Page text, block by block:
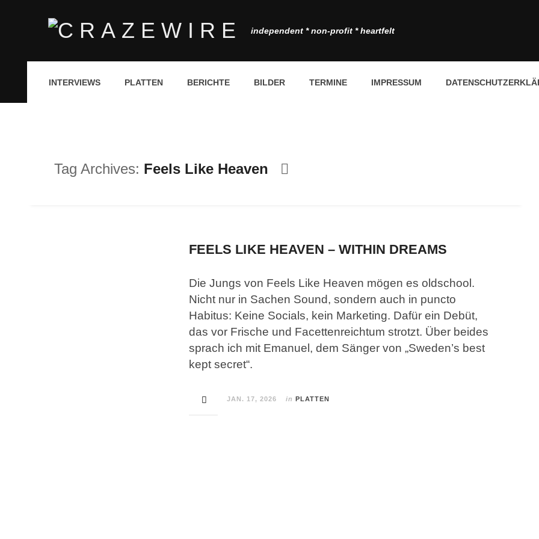
independent * non-profit * heartfelt
INTERVIEWS PLATTEN BERICHTE BILDER TERMINE IMPRESSUM
Tag Archives: Feels Like Heaven
FEELS LIKE HEAVEN – WITHIN DREAMS
Die Jungs von Feels Like Heaven mögen es oldschool.
Nicht nur in Sachen Sound, sondern auch in puncto
Habitus: Keine Socials, kein Marketing. Dafür ein Debüt,
das vor Frische und Facettenreichtum strotzt. Über beides
sprach ich mit Emanuel, dem Sänger von „Sweden’s best
kept secret“.
JAN. 17, 2026 in PLATTEN